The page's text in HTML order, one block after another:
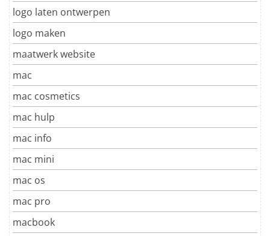
logo laten ontwerpen
logo maken
maatwerk website
mac
mac cosmetics
mac hulp
mac info
mac mini
mac os
mac pro
macbook